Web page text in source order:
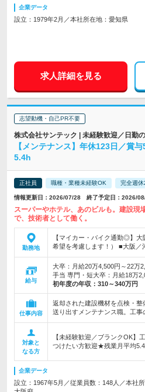
企業データ
設立：1979年2月／本社所在地：愛知県
求人詳細を見る
志望動機・自己PR不要
株式会社サンテック | 未経験歓迎／日勤
【メンテナンス】年休123日／賞
5.4h
正社員 職種・業種未経験OK 完全週休
情報更新日：2026/07/28 終了予定日：2026/
スーパーやホテル、あのビルも。建設
で、技術者として働く。
勤務地
【マイカー・バイク通勤◎】
希望を考慮します！） ■大阪／
給与
大卒：月給20万4,500円～22万
手当 専門・短大卒：月給18万
初年度の年収： 310～340万円
仕事内容
返却された建設機材を点検・
送り出すメンテナンス職。工事
対象と
なる方
【未経験歓迎／ブランクOK】
つけたい方歓迎★残業月平均
企業データ
設立：1967年5月／従業員数：148人／本社所